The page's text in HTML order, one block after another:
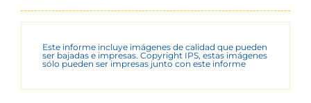
Este informe incluye imágenes de calidad que pueden
ser bajadas e impresas. Copyright IPS, estas imágenes
sólo pueden ser impresas junto con este informe